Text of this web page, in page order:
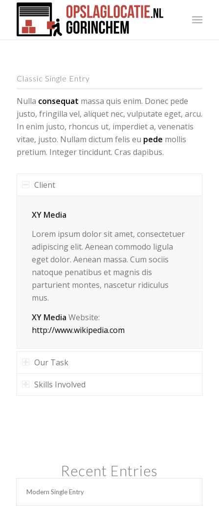
Classic Single Entry
Nulla consequat massa quis enim. Donec pede
justo, fringilla vel, aliquet nec, vulputate eget, arcu.
In enim justo, rhoncus ut, imperdiet a, venenatis
vitae, justo. Nullam dictum felis eu pede mollis
pretium. Integer tincidunt. Cras dapibus.
Client
XY Media
Lorem ipsum dolor sit amet, consectetuer
adipiscing elit. Aenean commodo ligula
eget dolor. Aenean massa. Cum sociis
natoque penatibus et magnis dis
parturient montes, nascetur ridiculus
mus.
XY Media Website:
http://www.wikipedia.com
Our Task
Skills Involved
Recent Entries
Modern Single Entry